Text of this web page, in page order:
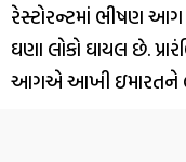
રેસ્ટોરન્ટમાં ભીષણ આગ
ઘણા લોકો ઘાયલ છે.
આગએ આખી ઇમારતને